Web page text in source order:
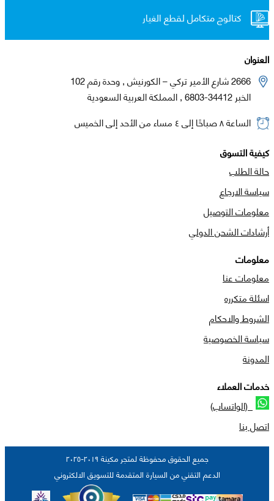
كتالوج متكامل لقطع الغيار
العنوان
2666 شارع الأمير تركي – الكورنيش , وحدة رقم 102
الخبر 34412-6803 , المملكة العربية السعودية
الساعة ٨ صباحًا إلى ٤ مساء من الأحد إلى الخميس
كيفية التسوق
حالة الطلب
سياسة الارجاع
معلومات التوصيل
أرشادات الشحن الدولي
معلومات
معلومات عنا
اسئلة متكرره
الشروط والاحكام
سياسة الخصوصية
المدونة
خدمات العملاء
(الواتساب)
اتصل بنا
جميع الحقوق محفوظة لمتجر مكينة ٢٠١٩-٢٠٢٥
الدعم التقني من السيارة المتقدمة للتسويق الالكتروني